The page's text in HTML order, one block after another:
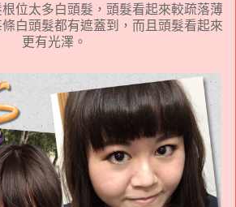
位太多白頭髮，頭髮看起來較疏落薄
白頭髮都有遮蓋到，而且頭髮看起來
更有光澤。